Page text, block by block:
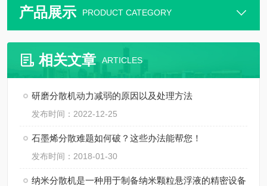
产品展示 PRODUCT CATEGORY
相关文章 ARTICLES
研磨分散机动力减弱的原因以及处理方法
发布时间：2022-12-25
石墨烯分散难题如何破？这些办法能帮您！
发布时间：2018-01-30
纳米分散机是一种用于制备纳米颗粒悬浮液的精密设备